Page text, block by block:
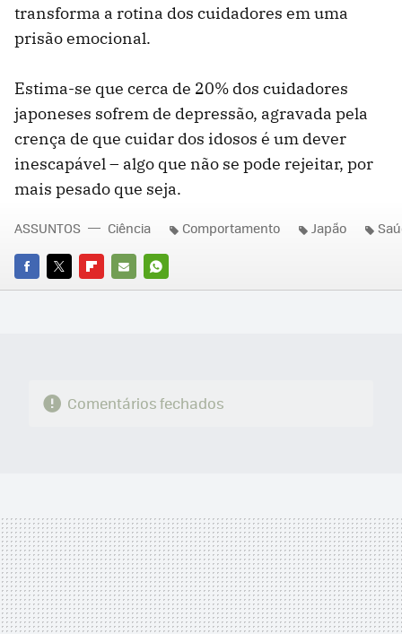
transforma a rotina dos cuidadores em uma
prisão emocional.
Estima-se que cerca de 20% dos cuidadores
japoneses sofrem de depressão, agravada pela
crença de que cuidar dos idosos é um dever
inescapável – algo que não se pode rejeitar, por
mais pesado que seja.
FACEBOOK
TWITTERFLIPBOARD
E-
WHATSAPP
ASSUNTOS Ciência Comportamento Japão
Comentários fechados